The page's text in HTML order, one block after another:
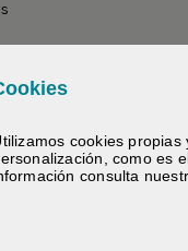
cookies propias
como es
consulta